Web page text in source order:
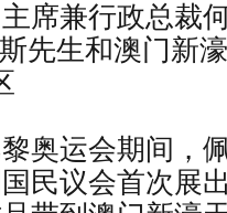
席兼行政总裁
先生和澳门新
黎奥运会期间，
民议会首次展